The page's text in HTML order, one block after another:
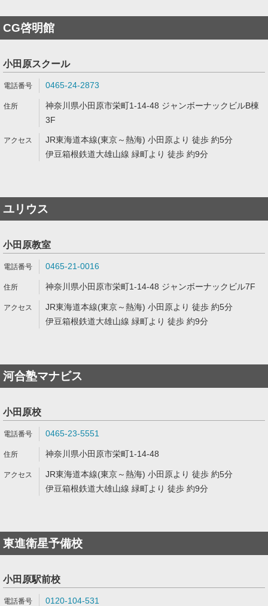
CG啓明館
小田原スクール
0465-24-2873
神奈川県小田原市栄町1-14-48 ジャンボーナックビルB棟
3F
JR東海道本線(東京～熱海) 小田原より 徒歩 約5分
伊豆箱根鉄道大雄山線 緑町より 徒歩 約9分
ユリウス
小田原教室
0465-21-0016
神奈川県小田原市栄町1-14-48 ジャンボーナックビル7F
JR東海道本線(東京～熱海) 小田原より 徒歩 約5分
伊豆箱根鉄道大雄山線 緑町より 徒歩 約9分
河合塾マナビス
小田原校
0465-23-5551
神奈川県小田原市栄町1-14-48
JR東海道本線(東京～熱海) 小田原より 徒歩 約5分
伊豆箱根鉄道大雄山線 緑町より 徒歩 約9分
東進衛星予備校
小田原駅前校
0120-104-531